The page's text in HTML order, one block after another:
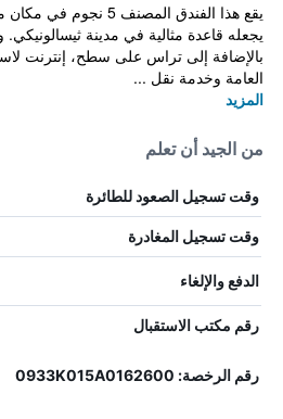
يقع هذا الفندق المصنف
يجعله قاعدة مثالية في مدينة
بالإضافة إلى تراس على سطح، إنترنت
العامة وخدمة نقل ...
المزيد
من الجيد أن تعلم
وقت تسجيل الصعود للطائرة
وقت تسجيل المغادرة
الدفع والإلغاء
رقم مكتب الاستقبال
رقم الرخصة: 0933Κ015Α0162600